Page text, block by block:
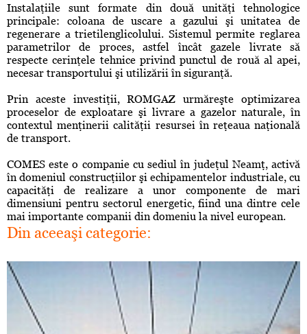
Instalaţiile sunt formate din două unităţi tehnologice
principale: coloana de uscare a gazului şi unitatea de
regenerare a trietilenglicolului. Sistemul permite reglarea
parametrilor de proces, astfel încât gazele livrate să
respecte cerinţele tehnice privind punctul de rouă al apei,
necesar transportului şi utilizării în siguranţă.
Prin aceste investiţii, ROMGAZ urmăreşte optimizarea
proceselor de exploatare şi livrare a gazelor naturale, în
contextul menţinerii calităţii resursei în reţeaua naţională
de transport.
COMES este o companie cu sediul în judeţul Neamţ, activă
în domeniul construcţiilor şi echipamentelor industriale, cu
capacităţi de realizare a unor componente de mari
dimensiuni pentru sectorul energetic, fiind una dintre cele
mai importante companii din domeniu la nivel european.
Din aceeaşi categorie: